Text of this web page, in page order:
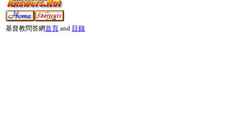
基督教問答網首頁 and 目錄